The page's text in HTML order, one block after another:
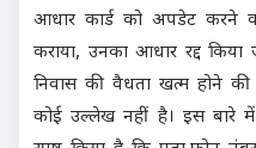
आधार कार्ड को अपडेट करने
कराया, उनका आधार रद्द
निवास की वैधता खत्म होने
कोई उल्लेख नहीं है। इस बारे